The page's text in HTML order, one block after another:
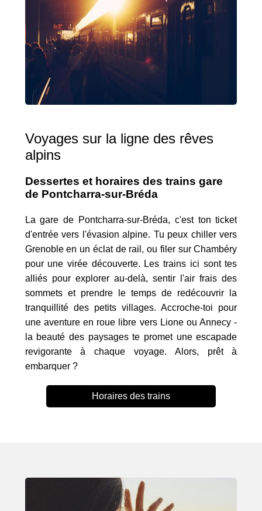
Voyages sur la ligne des rêves
alpins
Dessertes et horaires des trains gare
de Pontcharra-sur-Bréda
La gare de Pontcharra-sur-Bréda, c'est ton ticket
d'entrée vers l'évasion alpine. Tu peux chiller vers
Grenoble en un éclat de rail, ou filer sur Chambéry
pour une virée découverte. Les trains ici sont tes
alliés pour explorer au-delà, sentir l'air frais des
sommets et prendre le temps de redécouvrir la
tranquillité des petits villages. Accroche-toi pour
une aventure en roue libre vers Lione ou Annecy -
la beauté des paysages te promet une escapade
revigorante à chaque voyage. Alors, prêt à
embarquer ?
Horaires des trains